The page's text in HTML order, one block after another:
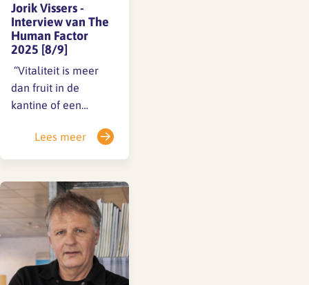
Jorik Vissers -
Interview van The
Human Factor
2025 [8/9]
️ “Vitaliteit is meer
dan fruit in de
kantine of een
deze Nationale
Vitaliteitsweek (22
het goed om stil te
staan bij wat vitaliteit
écht betekent op de
werkvloer. In zijn
column voor The
Human Factor…
Lees meer